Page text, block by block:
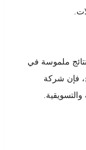
ملموسة في
فإن شركة
والتسويقية.